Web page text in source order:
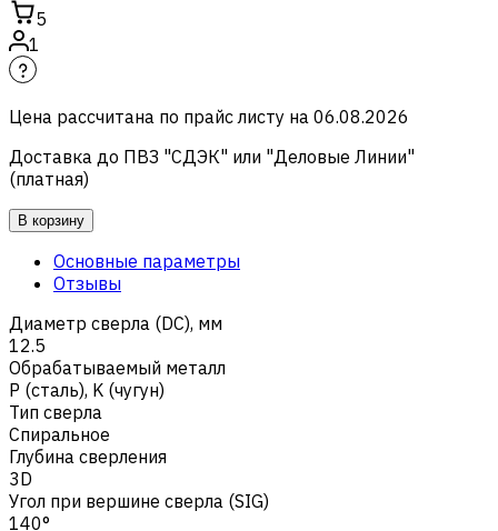
5
1
Цена рассчитана по прайс листу на 06.08.2026
Доставка до ПВЗ "СДЭК" или "Деловые Линии"
(платная)
В корзину
Основные параметры
Отзывы
Диаметр сверла (DC), мм
12.5
Обрабатываемый металл
Р (сталь), K (чугун)
Тип сверла
Спиральное
Глубина сверления
3D
Угол при вершине сверла (SIG)
140°